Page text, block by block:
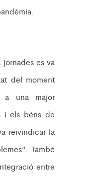
es va
del moment
a una major
i els béns de
reivindicar la
També
entre